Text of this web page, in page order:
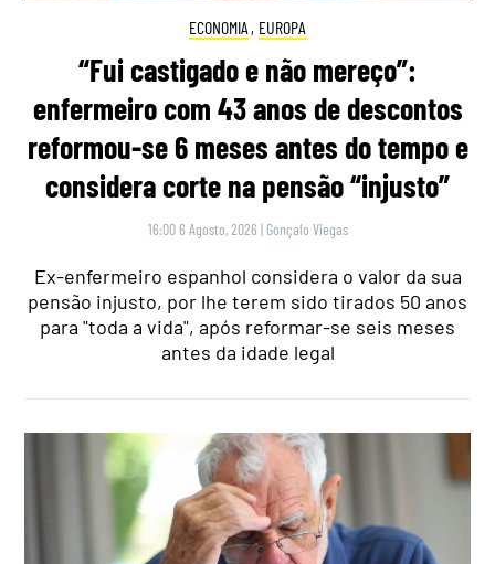
ECONOMIA , EUROPA
“Fui castigado e não mereço”:
enfermeiro com 43 anos de descontos
reformou-se 6 meses antes do tempo e
considera corte na pensão “injusto”
16:00 6 Agosto, 2026 | Gonçalo Viegas
Ex-enfermeiro espanhol considera o valor da sua
pensão injusto, por lhe terem sido tirados 50 anos
para "toda a vida", após reformar-se seis meses
antes da idade legal